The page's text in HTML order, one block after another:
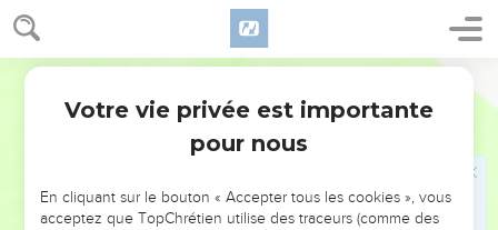
Ecclésiaste 3
Ce qui est a déjà été, et ce qui sera a déjà été, et Dieu
ramène ce qui est passé.
J'ai encore vu sous le soleil qu'au lieu établi pour juger il y
a de la méchanceté, et qu'au lieu établi pour la justice il y a
J'ai dit en mon coeur : Dieu jugera le juste et le méchant ;
Votre vie privée est importante
pour nous
En cliquant sur le bouton « Accepter tous les cookies », vous
acceptez que TopChrétien utilise des traceurs (comme des